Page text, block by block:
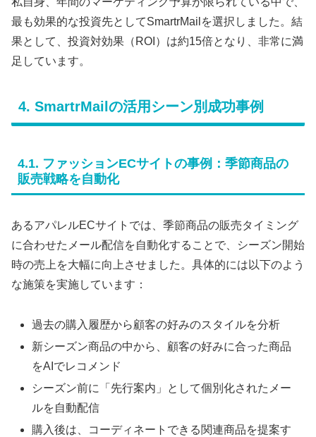
最も効果的な投資先としてSmartrMailを選択しました。結
果として、投資対効果（ROI）は約15倍となり、非常に満
足しています。
4. SmartrMailの活用シーン別成功事例
4.1. ファッションECサイトの事例：季節商品の
販売戦略を自動化
あるアパレルECサイトでは、季節商品の販売タイミング
に合わせたメール配信を自動化することで、シーズン開始
時の売上を大幅に向上させました。具体的には以下のよう
な施策を実施しています：
過去の購入履歴から顧客の好みのスタイルを分析
新シーズン商品の中から、顧客の好みに合った商品
をAIでレコメンド
シーズン前に「先行案内」として個別化されたメー
ルを自動配信
購入後は、コーディネートできる関連商品を提案す